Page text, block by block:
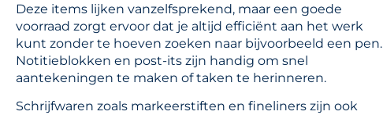
Deze items lijken vanzelfsprekend, maar een goede
voorraad zorgt ervoor dat je altijd efficiënt aan het werk
kunt zonder te hoeven zoeken naar bijvoorbeeld een pen.
Notitieblokken en post-its zijn handig om snel
aantekeningen te maken of taken te herinneren.
Schrijfwaren zoals markeerstiften en fineliners zijn ook